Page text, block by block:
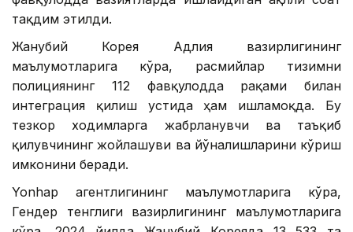
тақдим этилди.
Жанубий Корея Адлия вазирлигининг
маълумотларига кўра, расмийлар тизимни
полициянинг 112 фавқулодда рақами билан
интеграция қилиш устида ҳам ишламоқда. Бу
тезкор ходимларга жабрланувчи ва таъқиб
қилувчининг жойлашуви ва йўналишларини кўриш
имконини беради.
Yonhap агентлигининг маълумотларига кўра,
Гендер тенглиги вазирлигининг маълумотларига